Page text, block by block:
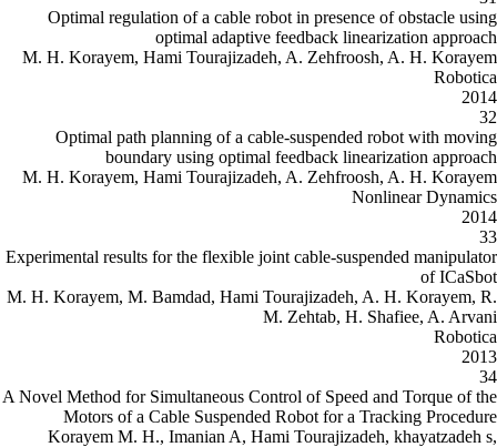
Optimal regulation of a cable
optimal
M. H. Korayem, Hami
Optimal path planning of a
boundary using
M. H. Korayem, Hami
Experimental results for the flexible
M. H. Korayem, M. Bamdad, Hami
A Novel Method for Simultaneous
Motors of a Cable
Korayem M. H., Imanian A,